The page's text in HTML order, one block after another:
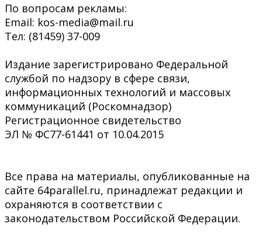
По вопросам рекламы:
Email: kos-media@mail.ru
Тел: (81459) 37-009
Издание зарегистрировано Федеральной
службой по надзору в сфере связи,
информационных технологий и массовых
коммуникаций (Роскомнадзор)
Регистрационное свидетельство
ЭЛ № ФС77-61441 от 10.04.2015
Все права на материалы, опубликованные на
сайте 64parallel.ru, принадлежат редакции и
охраняются в соответствии с
законодательством Российской Федерации.